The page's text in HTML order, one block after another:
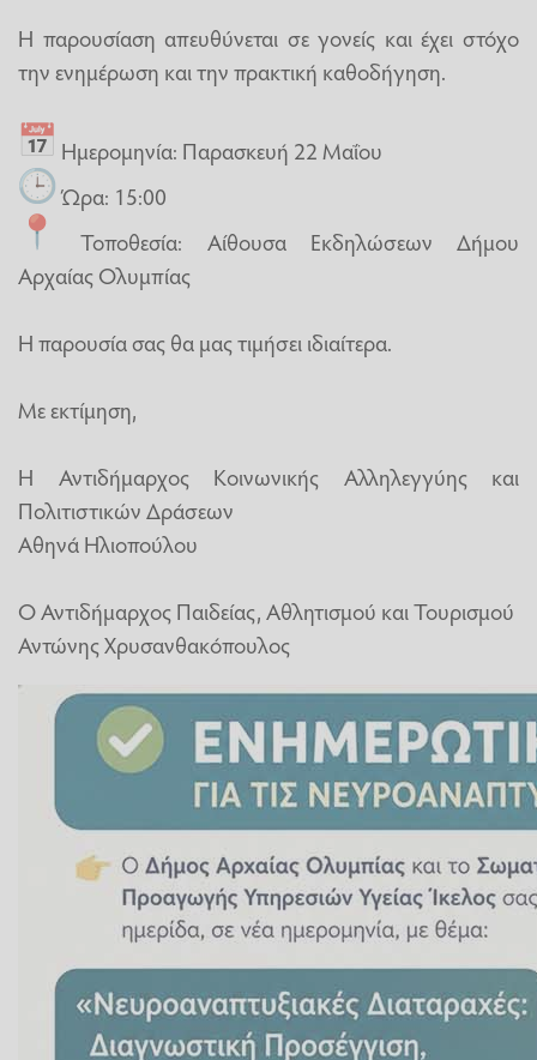
Η παρουσίαση απευθύνεται σε γονείς και έχει στόχο
την ενημέρωση και την πρακτική καθοδήγηση.
Ημερομηνία: Παρασκευή 22 Μαΐου
Ώρα: 15:00
Τοποθεσία: Αίθουσα Εκδηλώσεων Δήμου
Αρχαίας Ολυμπίας
Η παρουσία σας θα μας τιμήσει ιδιαίτερα.
Με εκτίμηση,
Η Αντιδήμαρχος Κοινωνικής Αλληλεγγύης και
Πολιτιστικών Δράσεων
Αθηνά Ηλιοπούλου
Ο Αντιδήμαρχος Παιδείας, Αθλητισμού και Τουρισμού
Αντώνης Χρυσανθακόπουλος